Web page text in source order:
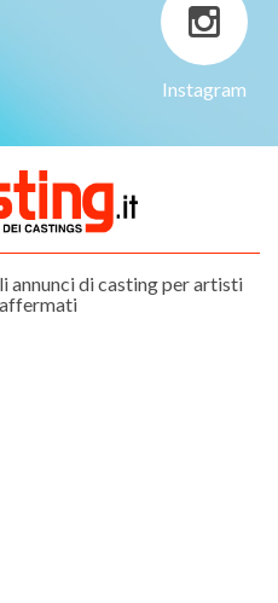
Instagram
annunci di casting per artisti